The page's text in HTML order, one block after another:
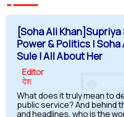
[Soha Ali Khan]Supriya
Power & Politics | Soha
Sule | All About Her
Editor
देश
What does it truly mean to
public service? And behind
and headlines, who is the